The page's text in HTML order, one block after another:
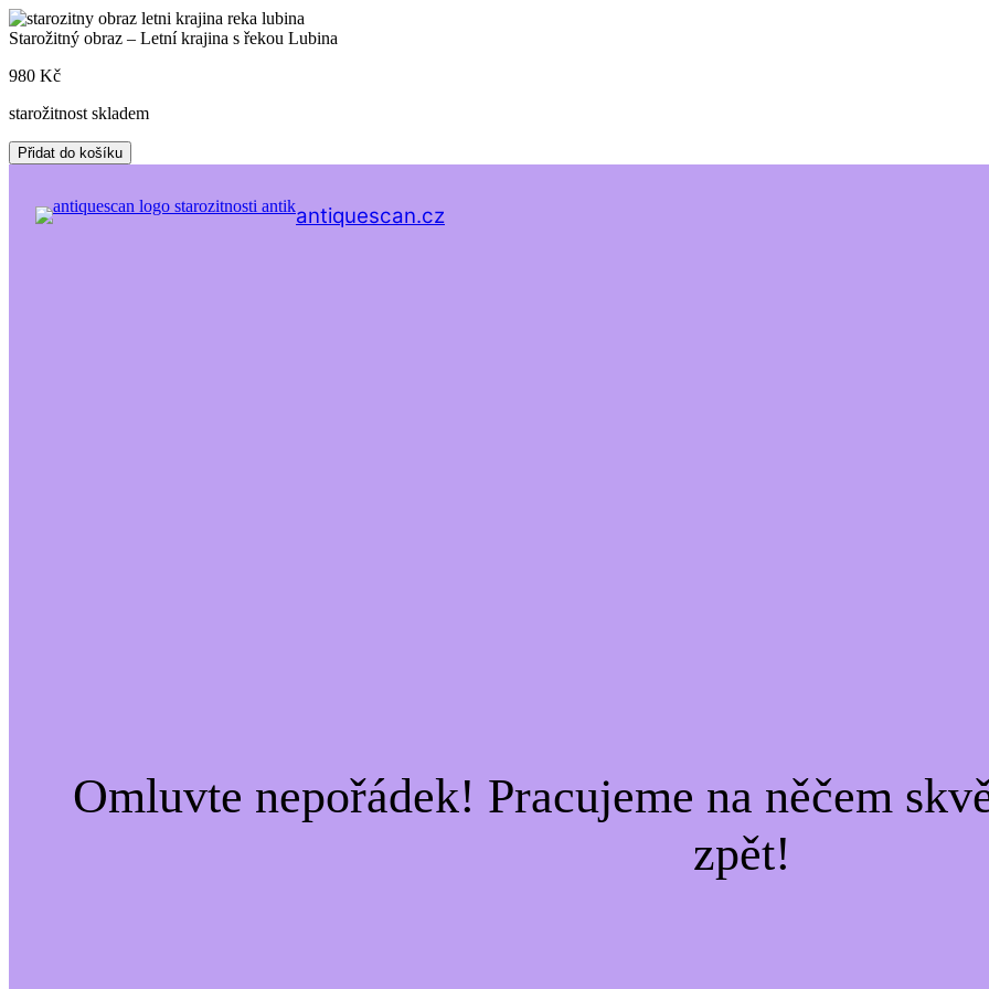
Skip
to
Starožitný obraz – Letní krajina s řekou Lubina
980 Kč
starožitnost skladem
Starožitný
obraz
Letní
krajina
Přidat do košíku
antiquescan.cz
Omluvte nepořádek! Pracujeme na něčem
zpět!